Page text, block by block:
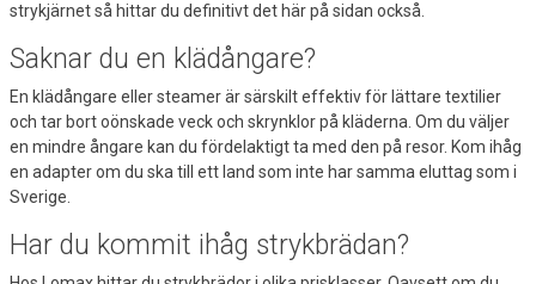
strykjärnet så hittar du definitivt det här på sidan också.
Saknar du en klädångare?
En klädångare eller steamer är särskilt effektiv för lättare textilier
och tar bort oönskade veck och skrynklor på kläderna. Om du väljer
en mindre ångare kan du fördelaktigt ta med den på resor. Kom ihåg
en adapter om du ska till ett land som inte har samma eluttag som i
Sverige.
Har du kommit ihåg strykbrädan?